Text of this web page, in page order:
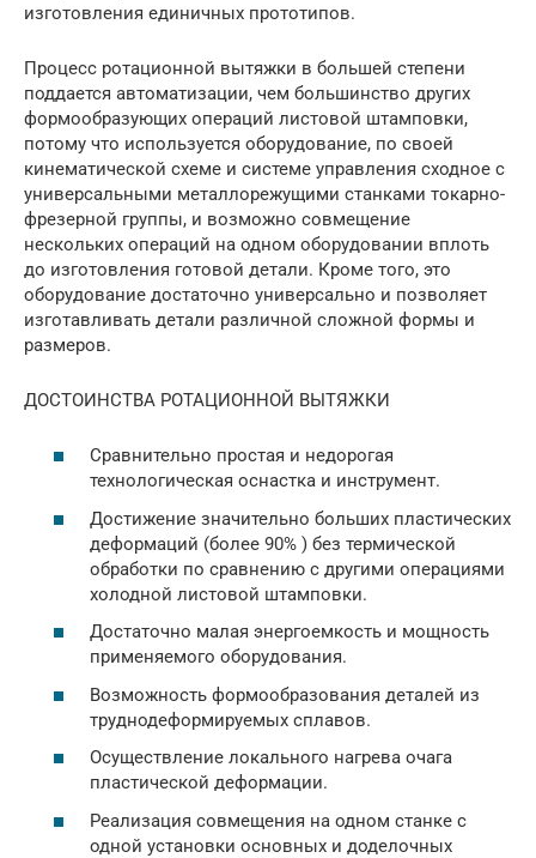
изготовления единичных прототипов.
Процесс ротационной вытяжки в большей степени
поддается автоматизации, чем большинство других
формообразующих операций листовой штамповки,
потому что используется оборудование, по своей
кинематической схеме и системе управления сходное с
универсальными металлорежущими станками токарно-
фрезерной группы, и возможно совмещение
нескольких операций на одном оборудовании вплоть
до изготовления готовой детали. Кроме того, это
оборудование достаточно универсально и позволяет
изготавливать детали различной сложной формы и
размеров.
ДОСТОИНСТВА РОТАЦИОННОЙ ВЫТЯЖКИ
Сравнительно простая и недорогая
технологическая оснастка и инструмент.
Достижение значительно больших пластических
деформаций (более 90% ) без термической
обработки по сравнению с другими операциями
холодной листовой штамповки.
Достаточно малая энергоемкость и мощность
применяемого оборудования.
Возможность формообразования деталей из
труднодеформируемых сплавов.
Осуществление локального нагрева очага
пластической деформации.
Реализация совмещения на одном станке с
одной установки основных и доделочных